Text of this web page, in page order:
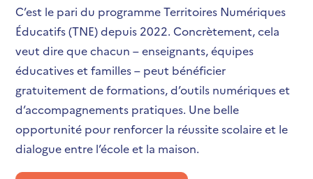
C’est le pari du programme Territoires Numériques
Éducatifs (TNE) depuis 2022. Concrètement, cela
veut dire que chacun – enseignants, équipes
éducatives et familles – peut bénéficier
gratuitement de formations, d’outils numériques et
d’accompagnements pratiques. Une belle
opportunité pour renforcer la réussite scolaire et le
dialogue entre l’école et la maison.